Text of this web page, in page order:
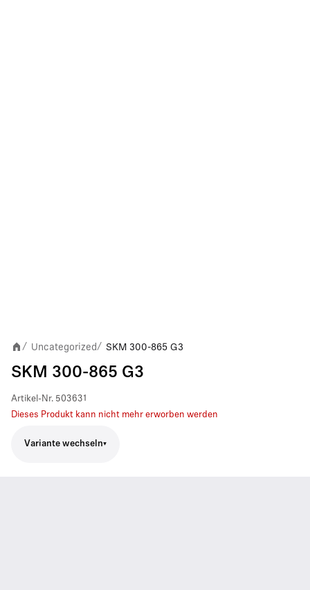
/ Uncategorized/ SKM 300-865 G3
SKM 300-865 G3
Artikel-Nr. 503631
Dieses Produkt kann nicht mehr erworben werden
Variante wechseln